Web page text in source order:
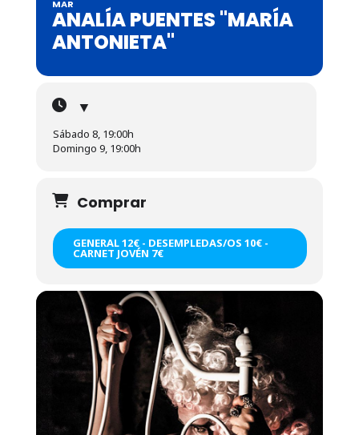
MAR
ANALÍA PUENTES "MARÍA
ANTONIETA"
▼
Sábado 8, 19:00h
Domingo 9, 19:00h
Comprar
GENERAL 12€ - DESEMPLEDAS/OS 10€ -
CARNET JOVÉN 7€